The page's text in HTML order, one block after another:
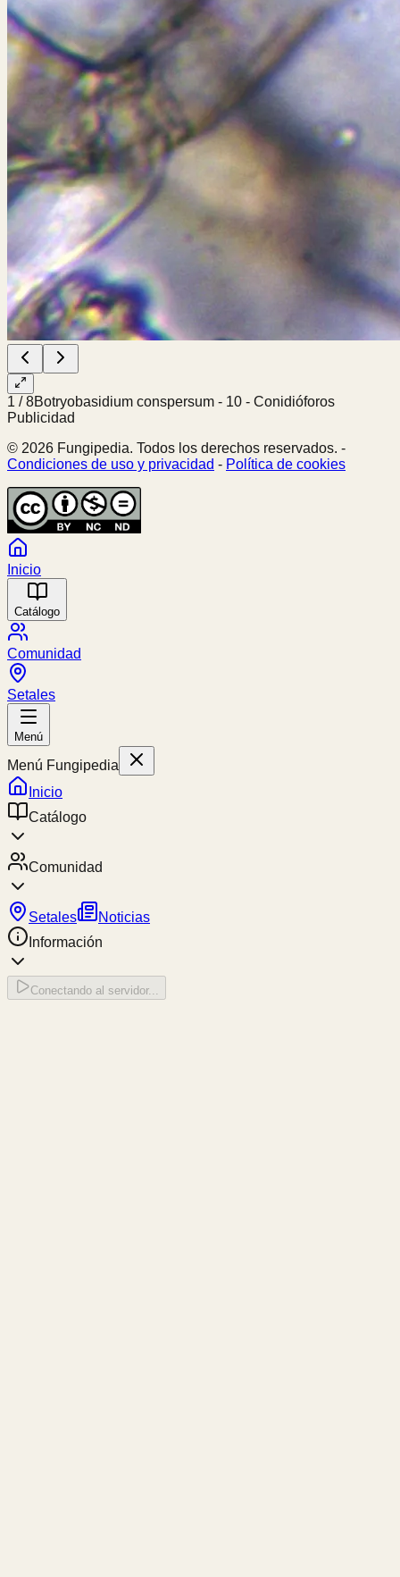
1 /8Botryobasidium conspersum - 10 - Conidióforos
Publicidad
© 2026 Fungipedia. Todos los derechos reservados. -
Condiciones de uso y privacidad - Política de cookies
Inicio
Catálogo
Comunidad
Setales
Menú
Menú Fungipedia
Inicio
Catálogo
Comunidad
Setales
Noticias
Información
Conectando al servidor...